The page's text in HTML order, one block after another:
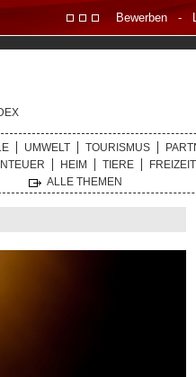
Bewerben-
UMWELT TOURISMUS
HEIM TIERE FREIZEIT
ALLE THEMEN